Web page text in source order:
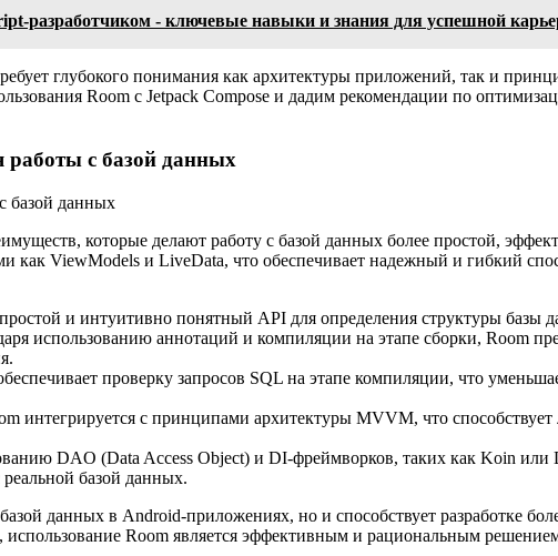
разработчиком - ключевые навыки и знания для успешной
глубокого понимания как архитектуры приложений, так и
Room с Jetpack Compose и дадим рекомендации по
работы с базой данных
которые делают работу с базой данных более простой,
как ViewModels и LiveData, что обеспечивает надежный и гибкий
и интуитивно понятный API для определения структуры
использованию аннотаций и компиляции на этапе сборки, Room
проверку запросов SQL на этапе компиляции, что
интегрируется с принципами архитектуры MVVM, что
DAO (Data Access Object) и DI-фреймворков, таких как Koin или
базой данных.
данных в Android-приложениях, но и способствует разработке
Room является эффективным и рациональным